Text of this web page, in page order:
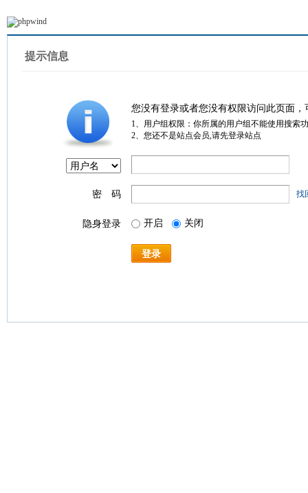
提示信息
您没有登录或者您没有权限访问此页面
1、用户组权限：你所属的用户组不能使用搜索
2、您还不是站点会员,请先登录站点
密 码 找
隐身登录 开启 关闭
登录